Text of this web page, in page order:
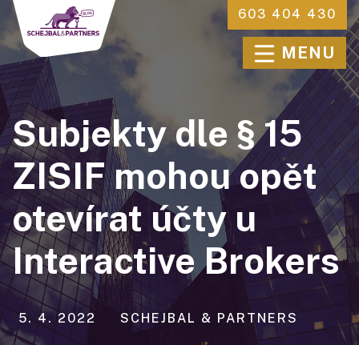
603 404 430
MENU
Subjekty dle § 15
ZISIF mohou opět
otevírat účty u
Interactive Brokers
5. 4. 2022 SCHEJBAL & PARTNERS